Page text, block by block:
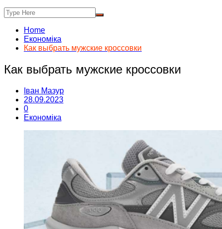
Home
Економіка
Как выбрать мужские кроссовки
Как выбрать мужские кроссовки
Іван Мазур
28.09.2023
0
Економіка